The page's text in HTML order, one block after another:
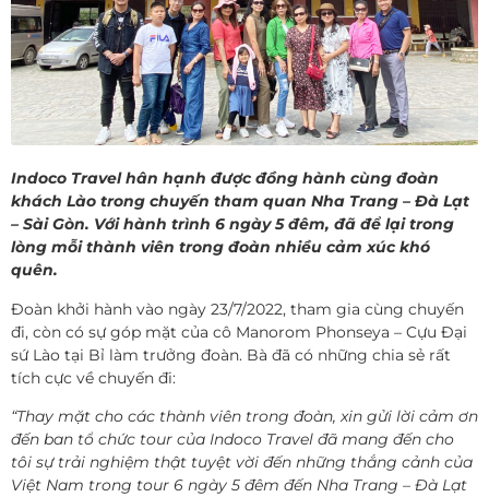
Indoco Travel hân hạnh được đồng hành cùng đoàn
khách Lào trong chuyến tham quan Nha Trang – Đà Lạt
– Sài Gòn. Với hành trình 6 ngày 5 đêm, đã để lại trong
lòng mỗi thành viên trong đoàn nhiều cảm xúc khó
quên.
Đoàn khởi hành vào ngày 23/7/2022, tham gia cùng chuyến
đi, còn có sự góp mặt của cô Manorom Phonseya – Cựu Đại
sứ Lào tại Bỉ làm trưởng đoàn. Bà đã có những chia sẻ rất
tích cực về chuyến đi:
“Thay mặt cho các thành viên trong đoàn, xin gửi lời cảm ơn
đến ban tổ chức tour của Indoco Travel đã mang đến cho
tôi sự trải nghiệm thật tuyệt vời đến những thắng cảnh của
Việt Nam trong tour 6 ngày 5 đêm đến Nha Trang – Đà Lạt